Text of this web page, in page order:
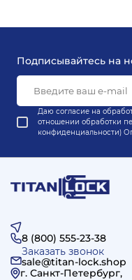
Подписывайтесь на
Даю согласие на
отношении обработки
конфиденциальности)
8 (800) 555-23-38
Заказать звонок
sale@titan-lock.shop
г. Санкт-Петербург,